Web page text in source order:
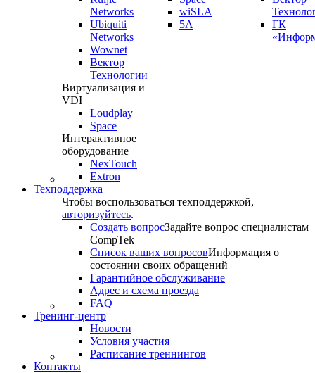
Networks
Ubiquiti
Networks
Wownet
Вектор
Технологии
Виртуализация и
VDI
Loudplay
Space
Интерактивное
оборудование
NexTouch
Extron
wiSLA
5A
ГК
Техподдержка
Чтобы воспользоваться техподдержкой,
авторизуйтесь.
Создать вопросЗадайте вопрос специалистам
CompTek
Список ваших вопросовИнформация о
состоянии своих обращений
Гарантийное обслуживание
Адрес и схема проезда
FAQ
Тренинг-центр
Новости
Условия участия
Расписание треннингов
Контакты